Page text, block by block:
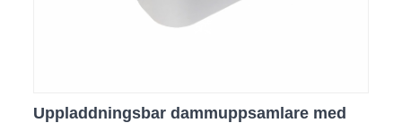
Uppladdningsbar dammuppsamlare med